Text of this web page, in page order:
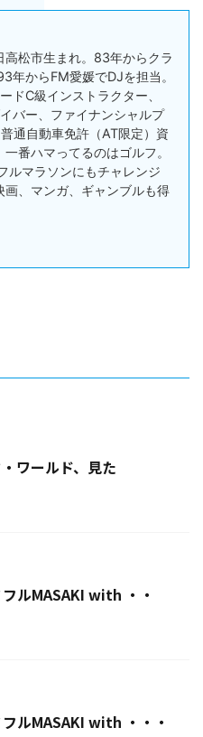
高松市生まれ。83年からクラ
年からFM愛媛でDJを担当。
ドC級インストラクター、
バー、ファイナンシャルプ
通自動車免許（AT限定）資
番ハマってるのはゴルフ。
ルマラソンにもチャレンジ
画、マンガ、ギャンブルも得
ワールド、見た
ルMASAKI with ・・
ルMASAKI with ・・・